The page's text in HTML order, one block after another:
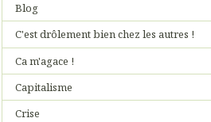
Blog
C'est drôlement bien chez les autres !
Ca m'agace !
Capitalisme
Crise